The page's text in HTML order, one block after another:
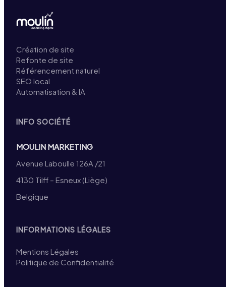
Création de site
Refonte de site
Référencement naturel
SEO local
Automatisation & IA
INFO SOCIÉTÉ
MOULIN MARKETING
Avenue Laboulle 126A /21
4130 Tilff – Esneux (Liège)
Belgique
INFORMATIONS LÉGALES
Mentions Légales
Politique de Confidentialité